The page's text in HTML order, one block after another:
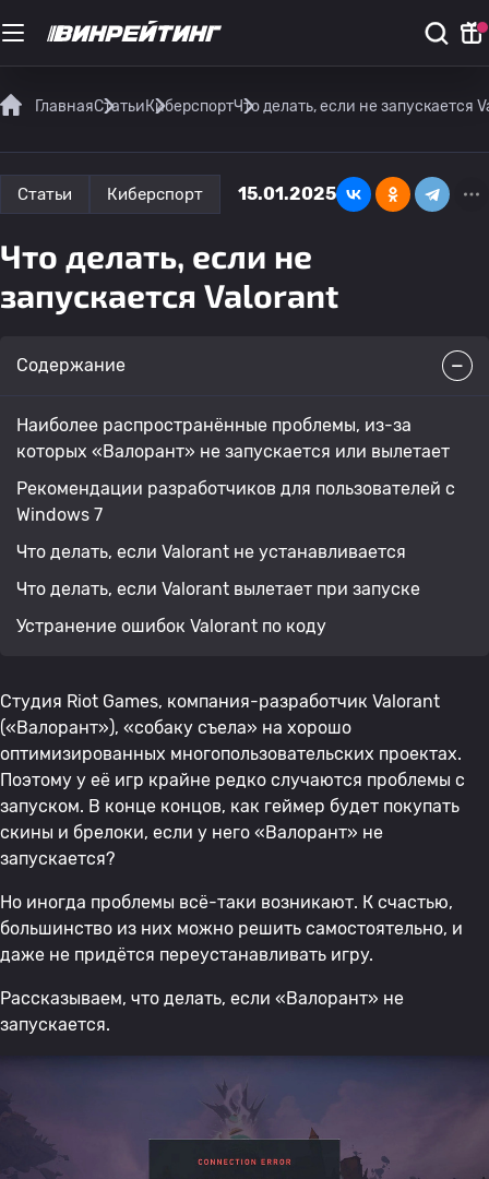
ГлавнаяСтатьиКиберспортЧто делать, если не запускается
Статьи Киберспорт 15.01.2025
Что делать, если не
запускается Valorant
Содержание
Наиболее распространённые проблемы, из-за
которых «Валорант» не запускается или вылетает
Рекомендации разработчиков для пользователей с
Windows 7
Что делать, если Valorant не устанавливается
Что делать, если Valorant вылетает при запуске
Устранение ошибок Valorant по коду
Студия Riot Games, компания-разработчик Valorant
(«Валорант»), «собаку съела» на хорошо
оптимизированных многопользовательских проектах.
Поэтому у её игр крайне редко случаются проблемы с
запуском. В конце концов, как геймер будет покупать
скины и брелоки, если у него «Валорант» не
запускается?
Но иногда проблемы всё-таки возникают. К счастью,
большинство из них можно решить самостоятельно, и
даже не придётся переустанавливать игру.
Рассказываем, что делать, если «Валорант» не
запускается.